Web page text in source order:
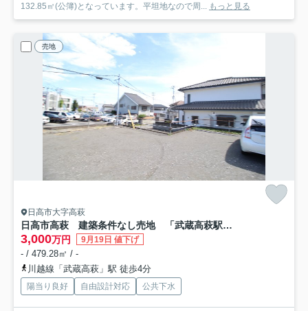
132.85㎡(公簿)となっています。平坦地なので周...
もっと見る
売地
日高市大字高萩
日高市高萩 建築条件なし売地 「武蔵高萩駅」徒歩4分 敷地144坪 【高萩小学区】
3,000万円 9月19日 値下げ
- / 479.28㎡ / -
川越線「武蔵高萩」駅 徒歩4分
陽当り良好 自由設計対応 公共下水